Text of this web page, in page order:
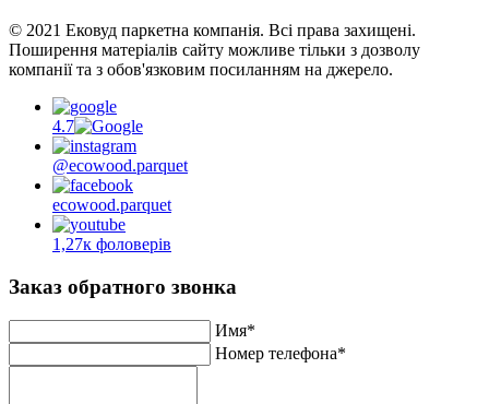
© 2021 Ековуд паркетна компанія. Всі права захищені.
Поширення матеріалів сайту можливе тільки з дозволу
компанії та з обов'язковим посиланням на джерело.
4.7
@ecowood.parquet
ecowood.parquet
1,27к фоловерів
Заказ обратного звонка
Имя*
Номер телефона*